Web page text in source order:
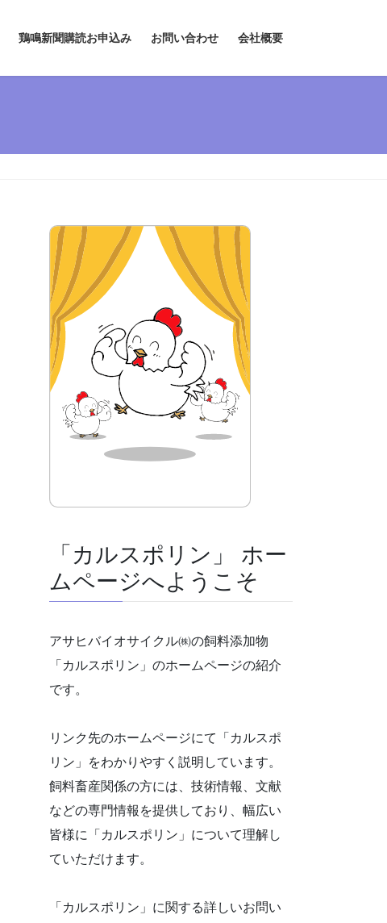
鶏鳴新聞購読お申込み お問い合わせ 会社概要
「カルスポリン」 ホー
ムページへようこそ
アサヒバイオサイクル㈱の飼料添加物
「カルスポリン」のホームページの紹介
です。
リンク先のホームページにて「カルスポ
リン」をわかりやすく説明しています。
飼料畜産関係の方には、技術情報、文献
などの専門情報を提供しており、幅広い
皆様に「カルスポリン」について理解し
ていただけます。
「カルスポリン」に関する詳しいお問い